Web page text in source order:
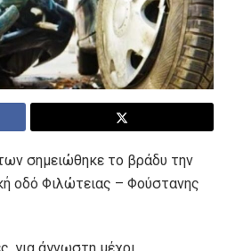
σημειώθηκε το βράδυ την
οδό Φιλώτειας – Φούστανης